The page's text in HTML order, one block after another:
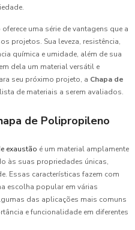
uma série de vantagens que a
projetos. Sua leveza, resistência,
química e umidade, além de sua
dela um material versátil e
seu próximo projeto, a Chapa de
de materiais a serem avaliados.
de Polipropileno
exaustão é um material amplamente
às suas propriedades únicas,
Essas características fazem com
escolha popular em várias
das aplicações mais comuns
e funcionalidade em diferentes